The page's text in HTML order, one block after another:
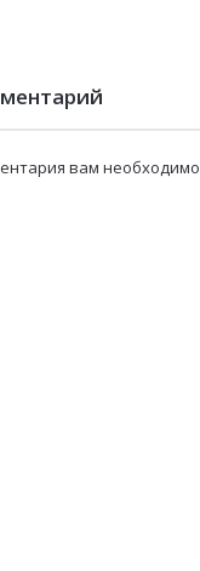
вам необходимо